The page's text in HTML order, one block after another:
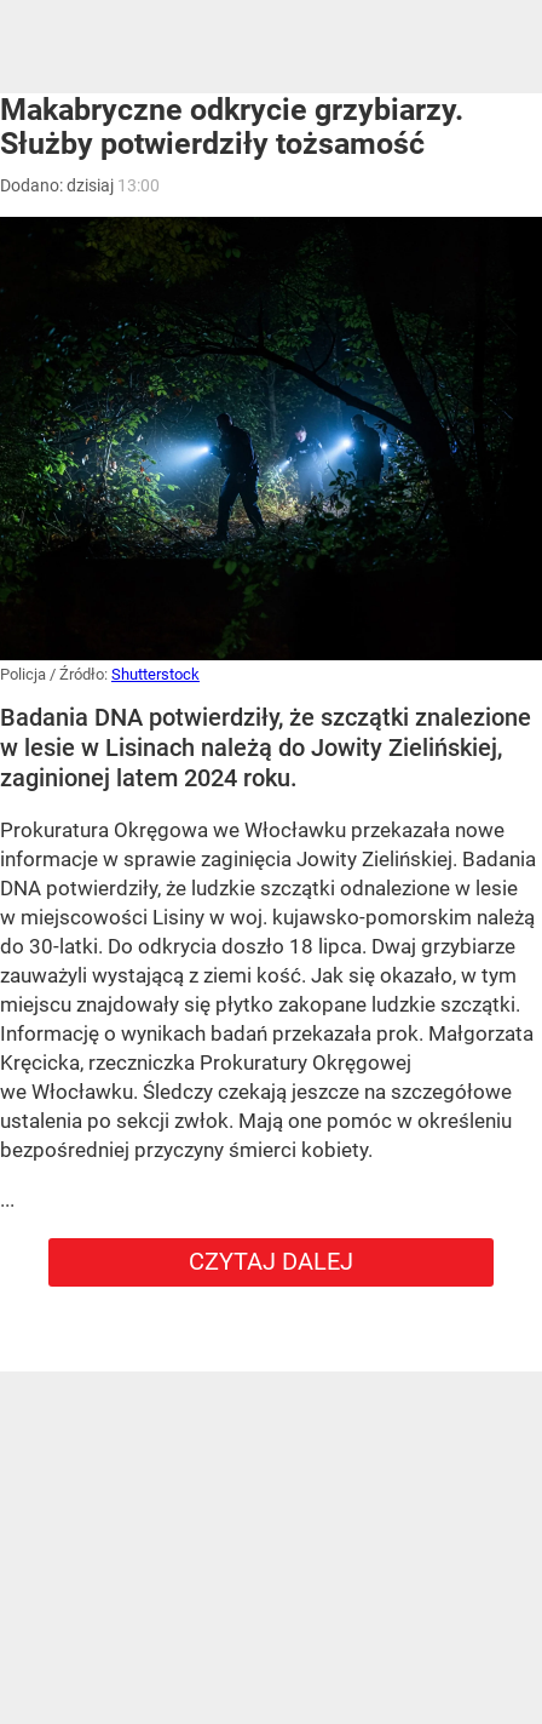
Makabryczne odkrycie grzybiarzy.
Służby potwierdziły tożsamość
Dodano:dzisiaj 13:00
Policja / Źródło: Shutterstock
Badania DNA potwierdziły, że szczątki znalezione
w lesie w Lisinach należą do Jowity Zielińskiej,
zaginionej latem 2024 roku.
Prokuratura Okręgowa we Włocławku przekazała nowe
informacje w sprawie zaginięcia Jowity Zielińskiej. Badania
DNA potwierdziły, że ludzkie szczątki odnalezione w lesie
w miejscowości Lisiny w woj. kujawsko-pomorskim należą
do 30-latki. Do odkrycia doszło 18 lipca. Dwaj grzybiarze
zauważyli wystającą z ziemi kość. Jak się okazało, w tym
miejscu znajdowały się płytko zakopane ludzkie szczątki.
Informację o wynikach badań przekazała prok. Małgorzata
Kręcicka, rzeczniczka Prokuratury Okręgowej
we Włocławku. Śledczy czekają jeszcze na szczegółowe
ustalenia po sekcji zwłok. Mają one pomóc w określeniu
bezpośredniej przyczyny śmierci kobiety.
...
CZYTAJ DALEJ